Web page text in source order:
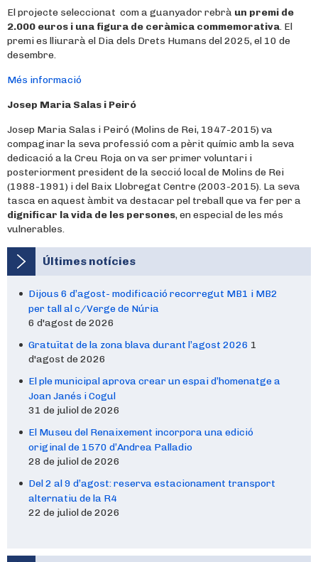
El projecte seleccionat com a guanyador rebrà un premi de
2.000 euros i una figura de ceràmica commemorativa. El
premi es lliurarà el Dia dels Drets Humans del 2025, el 10 de
desembre.
Més informació
Josep Maria Salas i Peiró
Josep Maria Salas i Peiró (Molins de Rei, 1947-2015) va
compaginar la seva professió com a pèrit químic amb la seva
dedicació a la Creu Roja on va ser primer voluntari i
posteriorment president de la secció local de Molins de Rei
(1988-1991) i del Baix Llobregat Centre (2003-2015). La seva
tasca en aquest àmbit va destacar pel treball que va fer per a
dignificar la vida de les persones, en especial de les més
vulnerables.
Últimes notícies
Dijous 6 d’agost- modificació recorregut MB1 i MB2
per tall al c/Verge de Núria
6 d'agost de 2026
Gratuïtat de la zona blava durant l’agost 2026 1
d'agost de 2026
El ple municipal aprova crear un espai d’homenatge a
Joan Janés i Cogul
31 de juliol de 2026
El Museu del Renaixement incorpora una edició
original de 1570 d’Andrea Palladio
28 de juliol de 2026
Del 2 al 9 d’agost: reserva estacionament transport
alternatiu de la R4
22 de juliol de 2026